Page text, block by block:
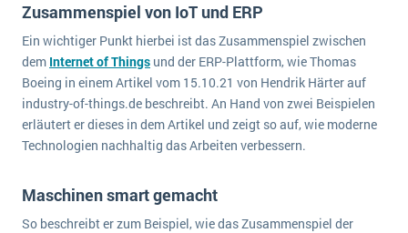
Landwirtschaft
Maschinenbau
Medien
NGO
Lebensmittelindustrie
Produktion
Immobilien
ERP Wissenszentrum
Ein WMS implementieren: Das sind die 6
Zusammenspiel von IoT und ERP
Ein wichtiger Punkt hierbei ist das Zusammenspiel zwischen
dem Internet of Things und der ERP-Plattform, wie Thomas
Boeing in einem Artikel vom 15.10.21 von Hendrik Härter auf
industry-of-things.de beschreibt. An Hand von zwei Beispielen
erläutert er dieses in dem Artikel und zeigt so auf, wie moderne
Technologien nachhaltig das Arbeiten verbessern.
Maschinen smart gemacht
So beschreibt er zum Beispiel, wie das Zusammenspiel der